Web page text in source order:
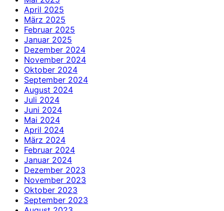
April 2025
März 2025
Februar 2025
Januar 2025
Dezember 2024
November 2024
Oktober 2024
September 2024
August 2024
Juli 2024
Juni 2024
Mai 2024
April 2024
März 2024
Februar 2024
Januar 2024
Dezember 2023
November 2023
Oktober 2023
September 2023